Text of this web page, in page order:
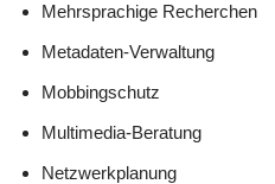
Mehrsprachige Recherchen
Metadaten-Verwaltung
Mobbingschutz
Multimedia-Beratung
Netzwerkplanung